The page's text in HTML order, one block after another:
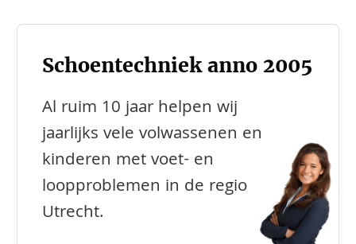
Schoentechniek anno 2005
Al ruim 10 jaar helpen wij
jaarlijks vele volwassenen en
kinderen met voet- en
loopproblemen in de regio
Utrecht.